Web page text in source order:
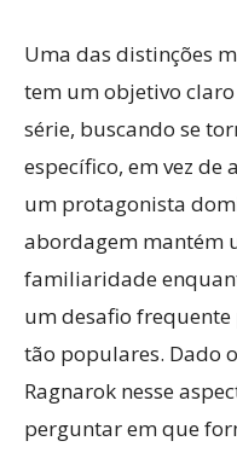
Uma das distinções
tem um objetivo
série, buscando se
específico, em vez de
um protagonista
abordagem mantém
familiaridade
um desafio
tão populares. Dado
Ragnarok nesse
perguntar em que